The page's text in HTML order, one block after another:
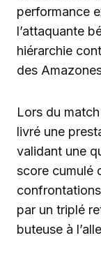
performance
l’attaquante
hiérarchie
des
Lors du
livré une
validant une
score cumulé
par un triplé
buteuse à